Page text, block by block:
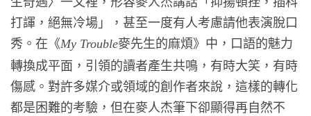
打諢，絕無冷場」，甚至一度有人考慮請他表演脫口
秀。在《My Trouble麥先生的麻煩》中，口語的魅力
轉換成平面，引領的讀者產生共鳴，有時大笑，有時
傷感。對許多媒介或領域的創作者來說，這樣的轉化
都是困難的考驗，但在麥人杰筆下卻顯得再自然不